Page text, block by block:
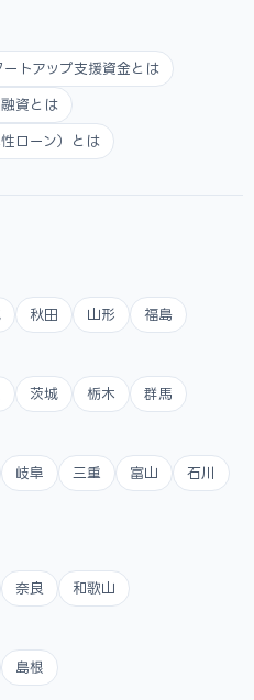
トアップ支援資金とは
資とは
ローン）とは
秋田 山形 福島
茨城 栃木 群馬
岐阜 三重 富山 石川
奈良 和歌山
島根